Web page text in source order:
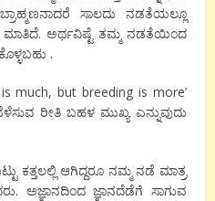
ಸಾಲದು ನಡತೆಯಲ್ಲೂ
ಮಾತಿದೆ. ಅರ್ಥವಿಷ್ಟೆ ತಮ್ಮ ನಡತೆಯಿಂದ
.
much, but breeding is more’
ರೀತಿ ಬಹಳ ಮುಖ್ಯ ಎನ್ನುವುದು
ಕತ್ತಲಲ್ಲಿ ಆಗಿದ್ದರೂ ನಮ್ಮ ನಡೆ ಮಾತ್ರ
ಅಜ್ಞಾನದಿಂದ ಜ್ಞಾನದೆಡೆಗೆ ಸಾಗುವ